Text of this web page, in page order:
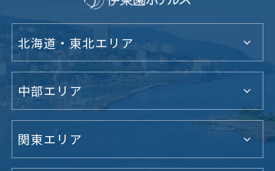
北海道・東北エリア
中部エリア
関東エリア